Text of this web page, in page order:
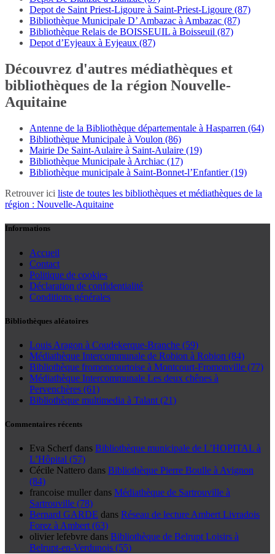
Depot de Saint Priest-Ligoure à Saint-Priest-Ligoure (87)
Bibliothèque Municipale D’ Ambazac à Ambazac (87)
Bibliothèque Relais de BOISSEUIL à Boisseuil (87)
Depot d’Eyjeaux à Eyjeaux (87)
Découvrez d'autres médiathèques et
bibliothèques de la région Nouvelle-
Aquitaine
Antenne de la Bibliothèque départementale à Hasparren (64)
Bibliothèque Municipale à Voulon (86)
Mairie De Saint-Aulaire à Saint-Aulaire (19)
Bibliothèque Municipale à Archiac (17)
Bibliothèque municipale à Saint-Bonnet-l’Enfantier (19)
Retrouver ici liste de toutes les bibliothèques et médiathèques de la
région : Nouvelle-Aquitaine
Informations
Accueil
Contact
Politique de cookies
Déclaration de confidentialité
Conditions générales
Bibliothèques aléatoires
Louis Aragon à Coudekerque-Branche (59)
Médiathèque Intercommunale de Robion à Robion (84)
Bibliothèque fromoncourtoise à Montcourt-Fromonville (77)
Médiathèque Intercommunale Les deux chênes à
Pervenchères (61)
Bibliothèque multimedia à Talant (21)
Commentaires récents
Eva Scherf dans Bibliothèque municipale de L’HOPITAL à
L’Hôpital (57)
Cécile Nattero dans Bibliothèque Pierre Boulle à Avignon
(84)
francoise muller dans Médiathèque de Sartrouville à
Sartrouville (78)
Bernard GARDE dans Réseau de lecture Ambert Livradois
Forez à Ambert (63)
olivier lefebvre dans Bibliothèque de Belrupt Loisirs à
Belrupt-en-Verdunois (55)